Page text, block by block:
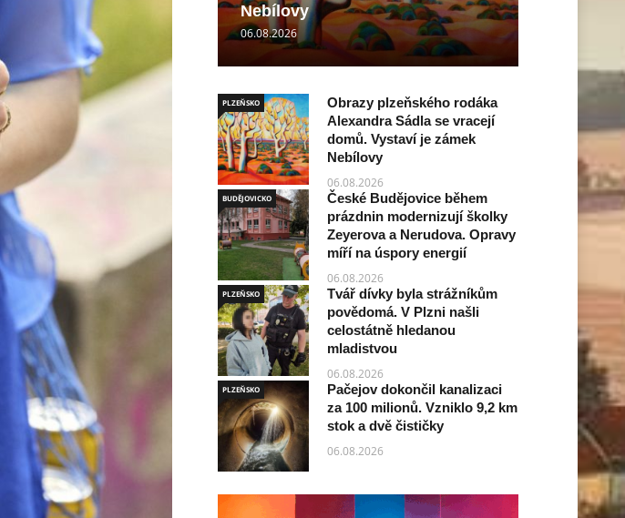
Nebílovy
06.08.2026
PLZEŇSKO
Obrazy plzeňského rodáka
Alexandra Sádla se vracejí
domů. Vystaví je zámek
Nebílovy
06.08.2026
BUDĚJOVICKO
České Budějovice během
prázdnin modernizují školky
Zeyerova a Nerudova. Opravy
míří na úspory energií
06.08.2026
PLZEŇSKO
Tvář dívky byla strážníkům
povědomá. V Plzni našli
celostátně hledanou
mladistvou
06.08.2026
PLZEŇSKO
Pačejov dokončil kanalizaci
za 100 milionů. Vzniklo 9,2 km
stok a dvě čističky
06.08.2026